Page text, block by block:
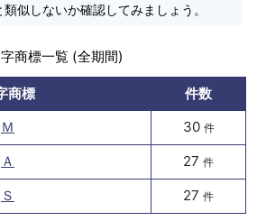
似しないか確認してみましょう。
商標一覧 (全期間)
商標
件数
Ｍ
30 件
Ａ 27 件
Ｓ 27 件